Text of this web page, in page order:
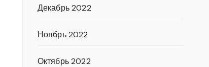
Декабрь 2022
Ноябрь 2022
Октябрь 2022